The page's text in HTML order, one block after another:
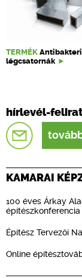
TERMÉK
légcsatornák
hírlevél-
KAMARAI
100 éves Árkay
építészkonferencia
Építész Tervezői
Online